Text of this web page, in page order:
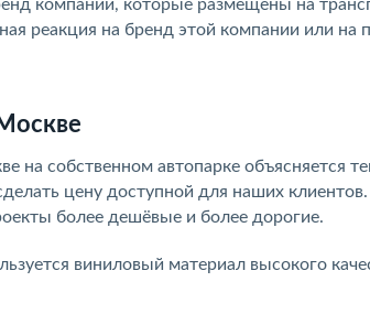
компании, которые размещены на
реакция на бренд этой компании или на
на собственном автопарке объясняется
цену доступной для наших
более дешёвые и более дорогие.
виниловый материал высокого